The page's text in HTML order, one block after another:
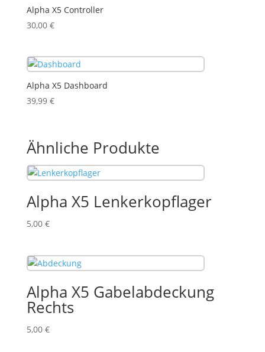
Alpha X5 Controller
30,00 €
Alpha X5 Dashboard
39,99 €
Ähnliche Produkte
Alpha X5 Lenkerkopflager
5,00 €
Alpha X5 Gabelabdeckung
Rechts
5,00 €